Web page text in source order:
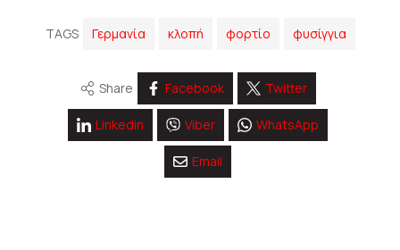
TAGS Γερμανία κλοπή φορτίο φυσίγγια
Share Facebook Twitter
Linkedin Viber WhatsApp
Email